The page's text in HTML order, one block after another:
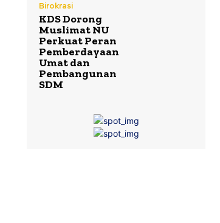
Birokrasi
KDS Dorong
Muslimat NU
Perkuat Peran
Pemberdayaan
Umat dan
Pembangunan
SDM